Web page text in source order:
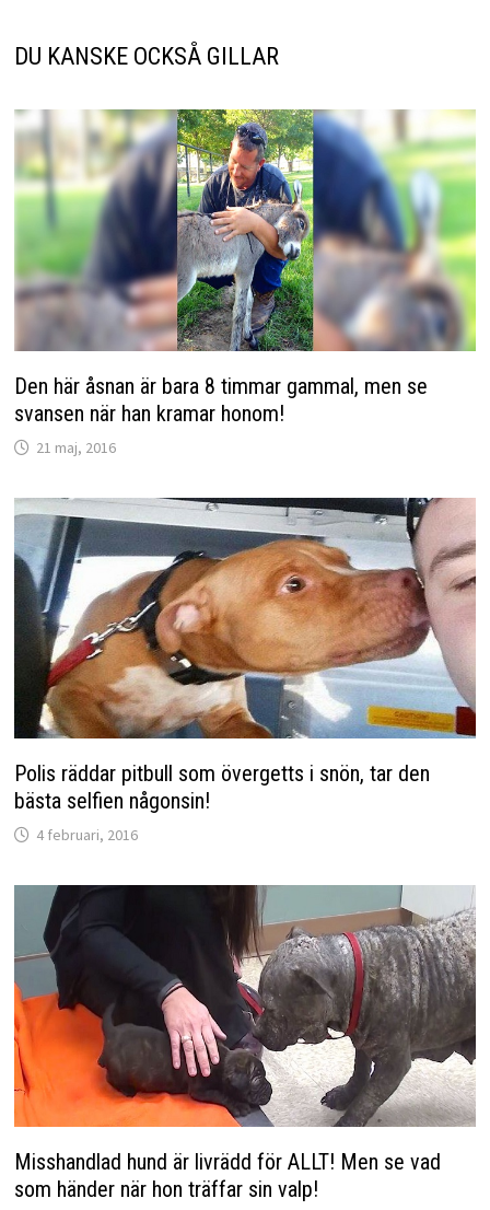
DU KANSKE OCKSÅ GILLAR
Den här åsnan är bara 8 timmar gammal, men se
svansen när han kramar honom!
21 maj, 2016
Polis räddar pitbull som övergetts i snön, tar den
bästa selfien någonsin!
4 februari, 2016
Misshandlad hund är livrädd för ALLT! Men se vad
som händer när hon träffar sin valp!